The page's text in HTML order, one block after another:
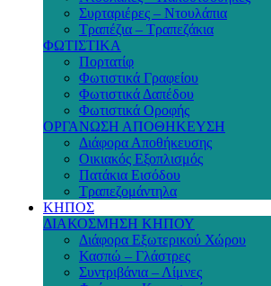
Συρταριέρες – Ντουλάπια
Τραπέζια – Τραπεζάκια
ΦΩΤΙΣΤΙΚΑ
Πορτατίφ
Φωτιστικά Γραφείου
Φωτιστικά Δαπέδου
Φωτιστικά Οροφής
ΟΡΓΑΝΩΣΗ ΑΠΟΘΗΚΕΥΣΗ
Διάφορα Αποθήκευσης
Οικιακός Εξοπλισμός
Πατάκια Εισόδου
Τραπεζομάντηλα
ΚΗΠΟΣ
ΔΙΑΚΟΣΜΗΣΗ ΚΗΠΟΥ
Διάφορα Εξωτερικού Χώρου
Κασπώ – Γλάστρες
Συντριβάνια – Λίμνες